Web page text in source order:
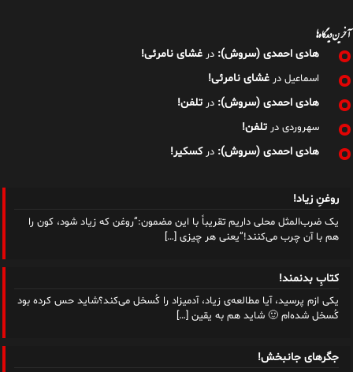
آخرین دیدگاه‌ها
هادی احمدی (سروش): در غشای نامرئی!
اسماعیل در غشای نامرئی!
هادی احمدی (سروش): در تلفن!
سهروردی در تلفن!
هادی احمدی (سروش): درکسکیر!
روغنِ زیاد!
یک ضرب‌المثل محلی داریم تقریباً با این مضمون:”روغن که زیاد شود، کون را
هم با آن چرب می‌کنند!”یعنی هر چیزی […]
کتابِ بدنمند!
یکی ازم پرسید، آیا مطالعه‌ی زیاد، آدمیزاد را کُسخل می‌کند؟شاید حس کرده بود
کُسخل شده‌ام 🙂 شاید هم به یقین […]
جگرهای جانبخش!